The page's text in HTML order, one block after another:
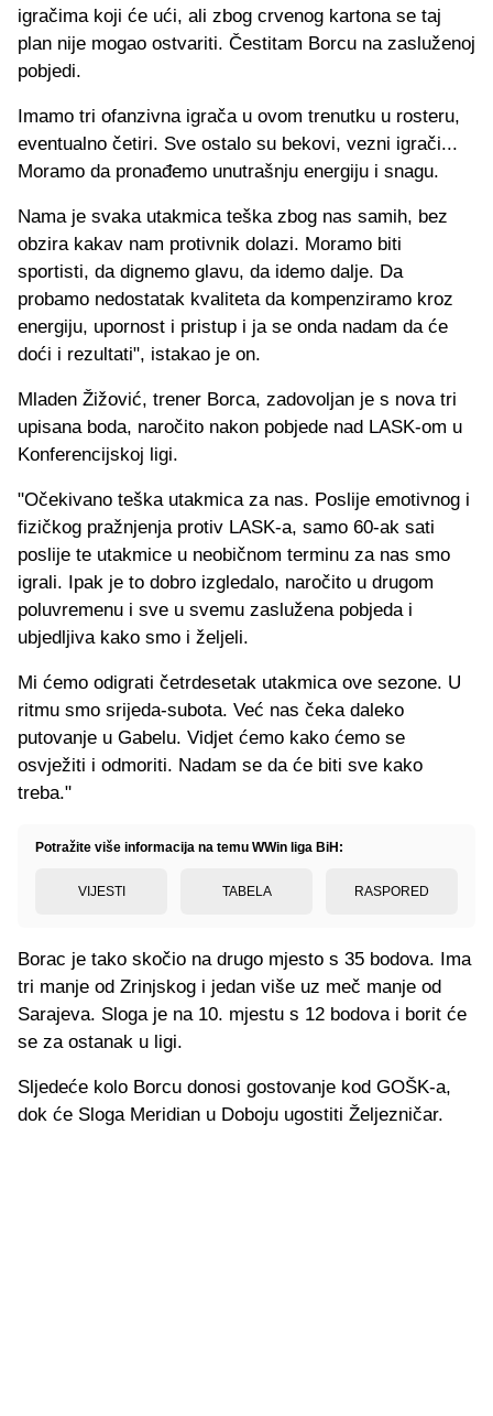
igračima koji će ući, ali zbog crvenog kartona se taj
plan nije mogao ostvariti. Čestitam Borcu na zasluženoj
pobjedi.
Imamo tri ofanzivna igrača u ovom trenutku u rosteru,
eventualno četiri. Sve ostalo su bekovi, vezni igrači...
Moramo da pronađemo unutrašnju energiju i snagu.
Nama je svaka utakmica teška zbog nas samih, bez
obzira kakav nam protivnik dolazi. Moramo biti
sportisti, da dignemo glavu, da idemo dalje. Da
probamo nedostatak kvaliteta da kompenziramo kroz
energiju, upornost i pristup i ja se onda nadam da će
doći i rezultati", istakao je on.
Mladen Žižović, trener Borca, zadovoljan je s nova tri
upisana boda, naročito nakon pobjede nad LASK-om u
Konferencijskoj ligi.
"Očekivano teška utakmica za nas. Poslije emotivnog i
fizičkog pražnjenja protiv LASK-a, samo 60-ak sati
poslije te utakmice u neobičnom terminu za nas smo
igrali. Ipak je to dobro izgledalo, naročito u drugom
poluvremenu i sve u svemu zaslužena pobjeda i
ubjedljiva kako smo i željeli.
Mi ćemo odigrati četrdesetak utakmica ove sezone. U
ritmu smo srijeda-subota. Već nas čeka daleko
putovanje u Gabelu. Vidjet ćemo kako ćemo se
osvježiti i odmoriti. Nadam se da će biti sve kako
treba."
Potražite više informacija na temu WWin liga BiH:
VIJESTI TABELA RASPORED
Borac je tako skočio na drugo mjesto s 35 bodova. Ima
tri manje od Zrinjskog i jedan više uz meč manje od
Sarajeva. Sloga je na 10. mjestu s 12 bodova i borit će
se za ostanak u ligi.
Sljedeće kolo Borcu donosi gostovanje kod GOŠK-a,
dok će Sloga Meridian u Doboju ugostiti Željezničar.